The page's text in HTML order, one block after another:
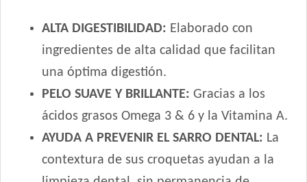
Dogpro Mordida Pequeña
Dogpro Reduced Calories
Dr. Cossia Solidario Perro Adulto
Ducho Adultos
Eminent Perro Adulto
Estampa Criadores Perro Adulto de Raza Mediana y Grande
Estampa Plus Perro Adulto de Raza Mediana y Grande
Estampa Plus Perro Adulto de Razas pequeñas
ALTA DIGESTIBILIDAD: Elaborado con
ingredientes de alta calidad que facilitan
una óptima digestión.
PELO SUAVE Y BRILLANTE: Gracias a los
ácidos grasos Omega 3 & 6 y la Vitamina A.
AYUDA A PREVENIR EL SARRO DENTAL: La
contextura de sus croquetas ayudan a la